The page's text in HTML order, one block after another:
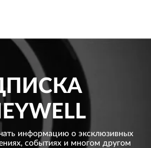
информацию о эксклюзивных
событиях и многом другом